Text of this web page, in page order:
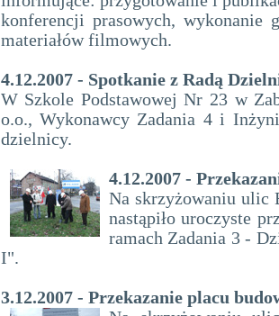
konferencji prasowych, wykonanie
materiałów filmowych.
4.12.2007 - Spotkanie z Radą
W Szkole Podstawowej Nr 23 w
o.o., Wykonawcy Zadania 4 i
dzielnicy.
4.12.2007 -
Na skrzyżowaniu ulic
nastąpiło uroczyste
ramach Zadania 3 -
I".
3.12.2007 - Przekazanie placu